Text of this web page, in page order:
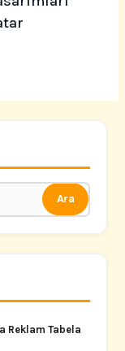
Ara
Reklam Tabela